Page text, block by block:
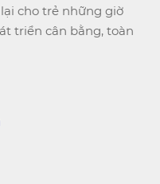
cho trẻ những giờ
triển cân bằng, toàn